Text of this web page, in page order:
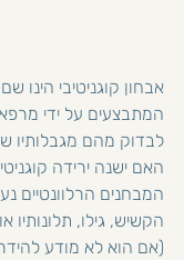
אבחון קוגניטיבי הינו
המתבצעים על ידי
לבדוק מהם מגבלותיו
האם ישנה ירידה
המבחנים
הקשיש, גילו, תלונותיו
(אם הוא לא מודע